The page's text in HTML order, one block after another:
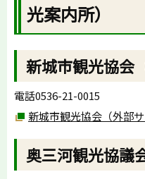
光案内所）
新城市観光協会
電話0536-21-0015
新城市観光協会（外部サ
奥三河観光協議